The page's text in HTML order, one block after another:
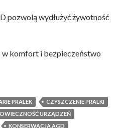
pozwolą wydłużyć żywotność
w komfort i bezpieczeństwo
PRALEK
CZYSZCZENIE PRALKI
URZĄDZEŃ
KONSERWACJA AGD